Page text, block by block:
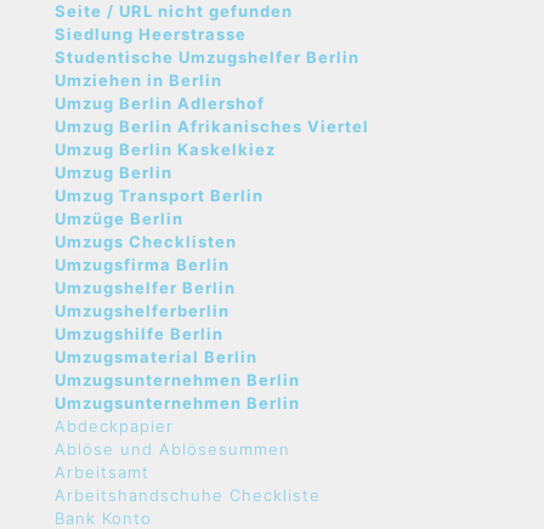
Seite / URL nicht gefunden
Siedlung Heerstrasse
Studentische Umzugshelfer Berlin
Umziehen in Berlin
Umzug Berlin Adlershof
Umzug Berlin Afrikanisches Viertel
Umzug Berlin Kaskelkiez
Umzug Berlin
Umzug Transport Berlin
Umzüge Berlin
Umzugs Checklisten
Umzugsfirma Berlin
Umzugshelfer Berlin
Umzugshelferberlin
Umzugshilfe Berlin
Umzugsmaterial Berlin
Umzugsunternehmen Berlin
Umzugsunternehmen Berlin
Abdeckpapier
Ablöse und Ablösesummen
Arbeitsamt
Arbeitshandschuhe Checkliste
Bank Konto